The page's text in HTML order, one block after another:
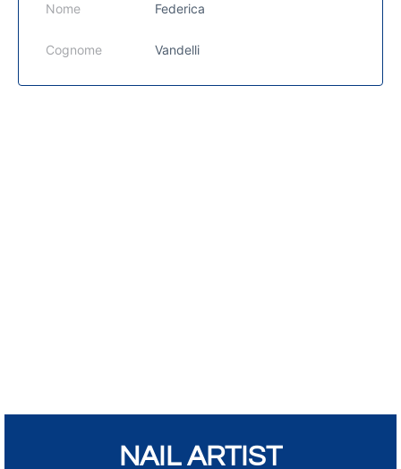
Nome Federica
Cognome Vandelli
NAIL ARTIST